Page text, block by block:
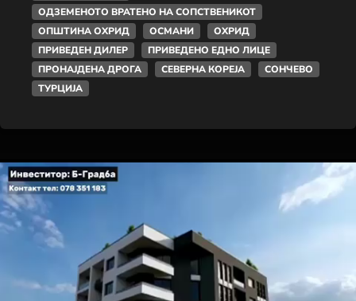
ОДЗЕМЕНОТО ВРАТЕНО НА СОПСТВЕНИКОТ
ОПШТИНА ОХРИД
ОСМАНИ
ОХРИД
ПРИВЕДЕН ДИЛЕР
ПРИВЕДЕНО ЕДНО ЛИЦЕ
ПРОНАЈДЕНА ДРОГА
СЕВЕРНА КОРЕЈА
СОНЧЕВО
ТУРЦИЈА